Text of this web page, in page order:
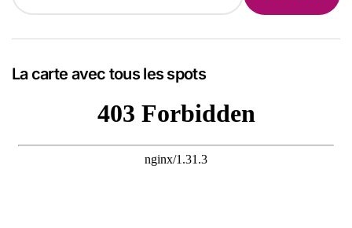
La carte avec tous les spots